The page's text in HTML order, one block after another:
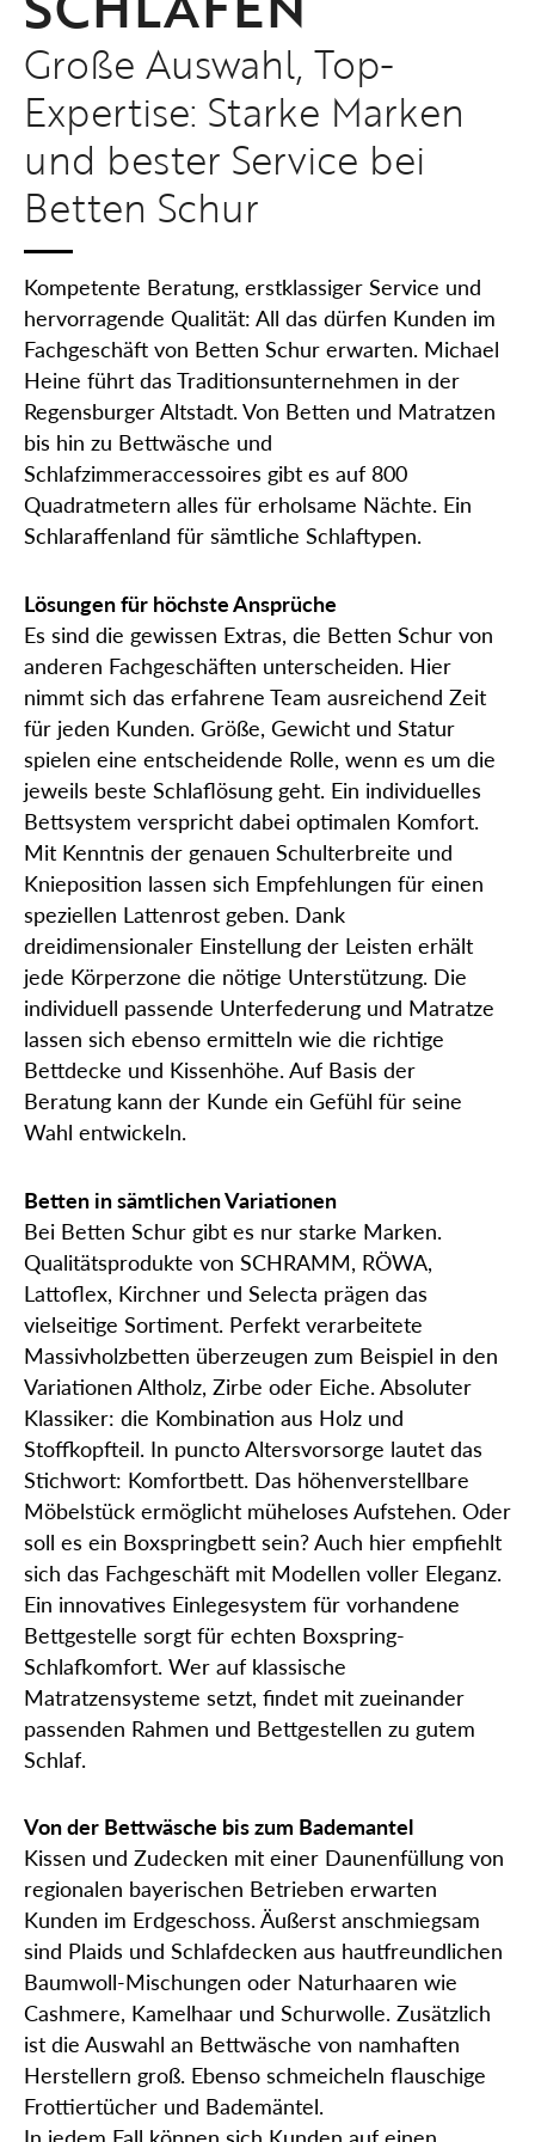
Große Auswahl, Top-
Expertise: Starke Marken
und bester Service bei
Betten Schur
Kompetente Beratung, erstklassiger Service und
hervorragende Qualität: All das dürfen Kunden im
Fachgeschäft von Betten Schur erwarten. Michael
Heine führt das Traditionsunternehmen in der
Regensburger Altstadt. Von Betten und Matratzen
bis hin zu Bettwäsche und
Schlafzimmeraccessoires gibt es auf 800
Quadratmetern alles für erholsame Nächte. Ein
Schlaraffenland für sämtliche Schlaftypen.
Lösungen für höchste Ansprüche
Es sind die gewissen Extras, die Betten Schur von
anderen Fachgeschäften unterscheiden. Hier
nimmt sich das erfahrene Team ausreichend Zeit
für jeden Kunden. Größe, Gewicht und Statur
spielen eine entscheidende Rolle, wenn es um die
jeweils beste Schlaflösung geht. Ein individuelles
Bettsystem verspricht dabei optimalen Komfort.
Mit Kenntnis der genauen Schulterbreite und
Knieposition lassen sich Empfehlungen für einen
speziellen Lattenrost geben. Dank
dreidimensionaler Einstellung der Leisten erhält
jede Körperzone die nötige Unterstützung. Die
individuell passende Unterfederung und Matratze
lassen sich ebenso ermitteln wie die richtige
Bettdecke und Kissenhöhe. Auf Basis der
Beratung kann der Kunde ein Gefühl für seine
Wahl entwickeln.
Betten in sämtlichen Variationen
Bei Betten Schur gibt es nur starke Marken.
Qualitätsprodukte von SCHRAMM, RÖWA,
Lattoflex, Kirchner und Selecta prägen das
vielseitige Sortiment. Perfekt verarbeitete
Massivholzbetten überzeugen zum Beispiel in den
Variationen Altholz, Zirbe oder Eiche. Absoluter
Klassiker: die Kombination aus Holz und
Stoffkopfteil. In puncto Altersvorsorge lautet das
Stichwort: Komfortbett. Das höhenverstellbare
Möbelstück ermöglicht müheloses Aufstehen. Oder
soll es ein Boxspringbett sein? Auch hier empfiehlt
sich das Fachgeschäft mit Modellen voller Eleganz.
Ein innovatives Einlegesystem für vorhandene
Bettgestelle sorgt für echten Boxspring-
Schlafkomfort. Wer auf klassische
Matratzensysteme setzt, findet mit zueinander
passenden Rahmen und Bettgestellen zu gutem
Schlaf.
Von der Bettwäsche bis zum Bademantel
Kissen und Zudecken mit einer Daunenfüllung von
regionalen bayerischen Betrieben erwarten
Kunden im Erdgeschoss. Äußerst anschmiegsam
sind Plaids und Schlafdecken aus hautfreundlichen
Baumwoll-Mischungen oder Naturhaaren wie
Cashmere, Kamelhaar und Schurwolle. Zusätzlich
ist die Auswahl an Bettwäsche von namhaften
Herstellern groß. Ebenso schmeicheln flauschige
Frottiertücher und Bademäntel.